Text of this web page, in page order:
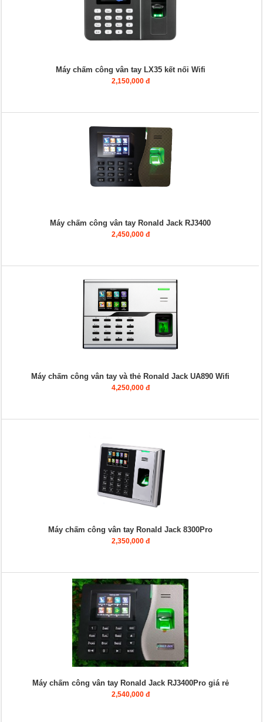
Máy chấm công vân tay LX35 kết nối Wifi
2,150,000 đ
Máy chấm công vân tay Ronald Jack RJ3400
2,450,000 đ
Máy chấm công vân tay và thẻ Ronald Jack UA890 Wifi
4,250,000 đ
Máy chấm công vân tay Ronald Jack 8300Pro
2,350,000 đ
Máy chấm công vân tay Ronald Jack RJ3400Pro giá rẻ
2,540,000 đ